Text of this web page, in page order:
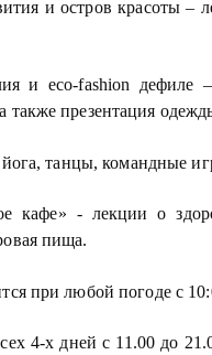
и остров красоты –
и eco-fashion дефиле
также презентация
йога, танцы, командные
кафе» - лекции о
пища.
при любой погоде с
4-х дней с 11.00 до